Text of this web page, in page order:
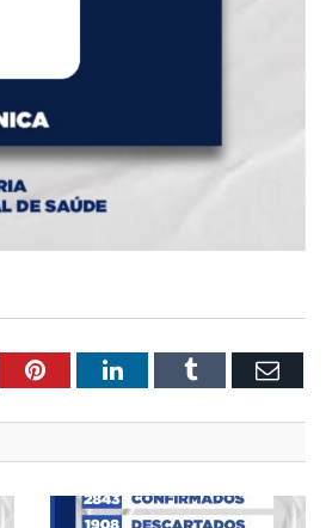
PinterestLinkedInTumblr Email